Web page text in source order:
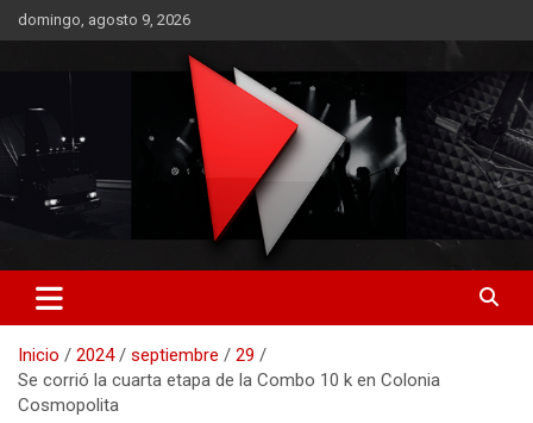
Saltar
al
domingo, agosto 9, 2026
RO CONTENIDOS
Inicio 2024 septiembre
29
Se corrió la cuarta etapa de la Combo 10 k en Colonia
Cosmopolita